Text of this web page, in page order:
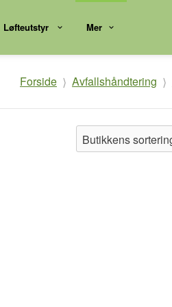
Løfteutstyr Mer
Forside Avfallshåndtering